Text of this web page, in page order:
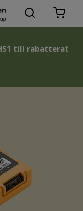
till rabatterat